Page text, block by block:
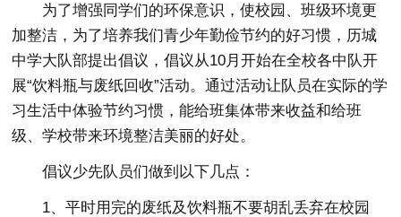
为了增强同学们的环保意识，使校园、班级环境更
加整洁，为了培养我们青少年勤俭节约的好习惯，历城
中学大队部提出倡议，倡议从10月开始在全校各中队开
展“饮料瓶与废纸回收”活动。通过活动让队员在实际的学
习生活中体验节约习惯，能给班集体带来收益和给班
级、学校带来环境整洁美丽的好处。
倡议少先队员们做到以下几点：
1、平时用完的废纸及饮料瓶不要胡乱丢弃在校园